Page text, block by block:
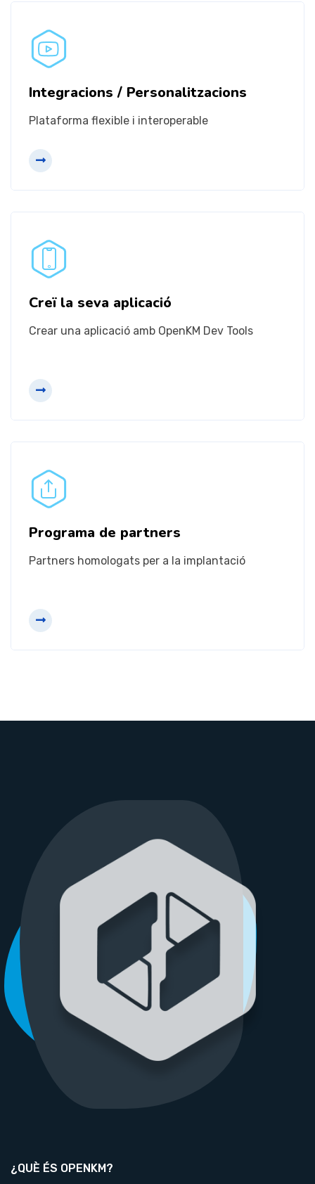
Integracions / Personalitzacions
Plataforma flexible i interoperable
Creï la seva aplicació
Crear una aplicació amb OpenKM Dev Tools
Creï la seva aplicació
Adapta el programari a les seves necessitats
Més informació
Programa de partners
Partners homologats per a la implantació
Programa de partners
Suport local en qualsevol àmbit geogràfic
Més informació
¿QUÈ ÉS OPENKM?